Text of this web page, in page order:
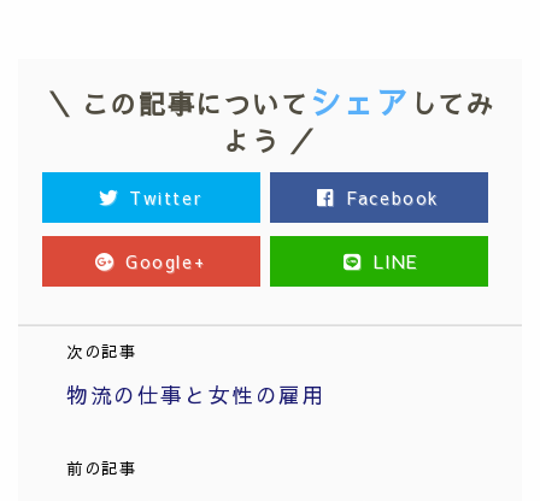
＼ この記事について シェア してみ
よう ／
Twitter Facebook
Google+ LINE
次の記事
物流の仕事と女性の雇用
前の記事